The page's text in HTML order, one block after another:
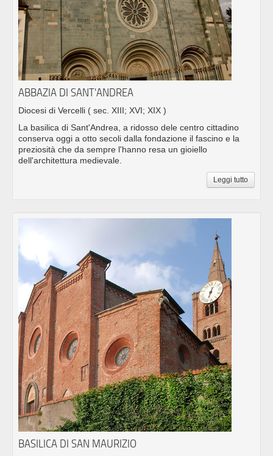
ABBAZIA DI SANT'ANDREA
Diocesi di Vercelli ( sec. XIII; XVI; XIX )
La basilica di Sant'Andrea, a ridosso dele centro cittadino
conserva oggi a otto secoli dalla fondazione il fascino e la
preziosità che da sempre l'hanno resa un gioiello
dell'architettura medievale.
Leggi tutto
BASILICA DI SAN MAURIZIO